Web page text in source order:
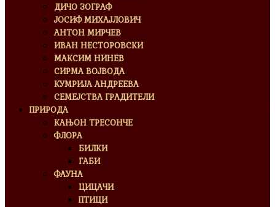
ДИЧО ЗОГРАФ
ЈОСИФ МИХАЈЛОВИЧ
АНТОН МИРЧЕВ
ИВАН НЕСТОРОВСКИ
МАКСИМ НИНЕВ
СИРМА ВОЈВОДА
КУМРИЈА АНДРЕЕВА
СЕМЕЈСТВА ГРАДИТЕЛИ
ПРИРОДА
КАЊОН ТРЕСОНЧЕ
ФЛОРА
БИЛКИ
ГАБИ
ФАУНА
ЦИЦАЧИ
ПТИЦИ